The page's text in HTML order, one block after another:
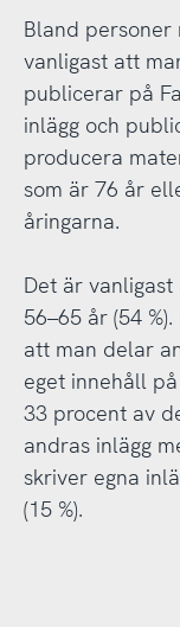
Bland
vanligast att
publicerar på
inlägg och
producera
som är 76 år
åringarna.
Det är
56–65 år (54
att man delar
eget innehåll
33 procent av
andras inlägg
skriver egna
(15 %).